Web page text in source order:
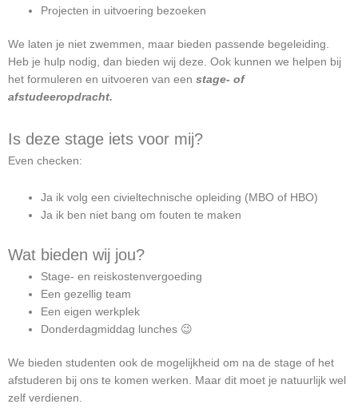
Projecten in uitvoering bezoeken
We laten je niet zwemmen, maar bieden passende begeleiding.
Heb je hulp nodig, dan bieden wij deze. Ook kunnen we helpen bij
het formuleren en uitvoeren van een stage- of
afstudeeropdracht.
Is deze stage iets voor mij?
Even checken:
Ja ik volg een civieltechnische opleiding (MBO of HBO)
Ja ik ben niet bang om fouten te maken
Wat bieden wij jou?
Stage- en reiskostenvergoeding
Een gezellig team
Een eigen werkplek
Donderdagmiddag lunches 😉
We bieden studenten ook de mogelijkheid om na de stage of het
afstuderen bij ons te komen werken. Maar dit moet je natuurlijk wel
zelf verdienen.